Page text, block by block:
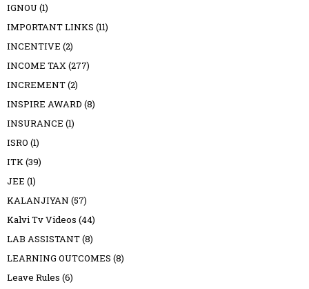
IGNOU (1)
IMPORTANT LINKS (11)
INCENTIVE (2)
INCOME TAX(277)
INCREMENT(2)
INSPIRE AWARD (8)
INSURANCE (1)
ISRO (1)
ITK(39)
JEE (1)
KALANJIYAN (57)
Kalvi Tv Videos (44)
LAB ASSISTANT(8)
LEARNING OUTCOMES (8)
Leave Rules (6)